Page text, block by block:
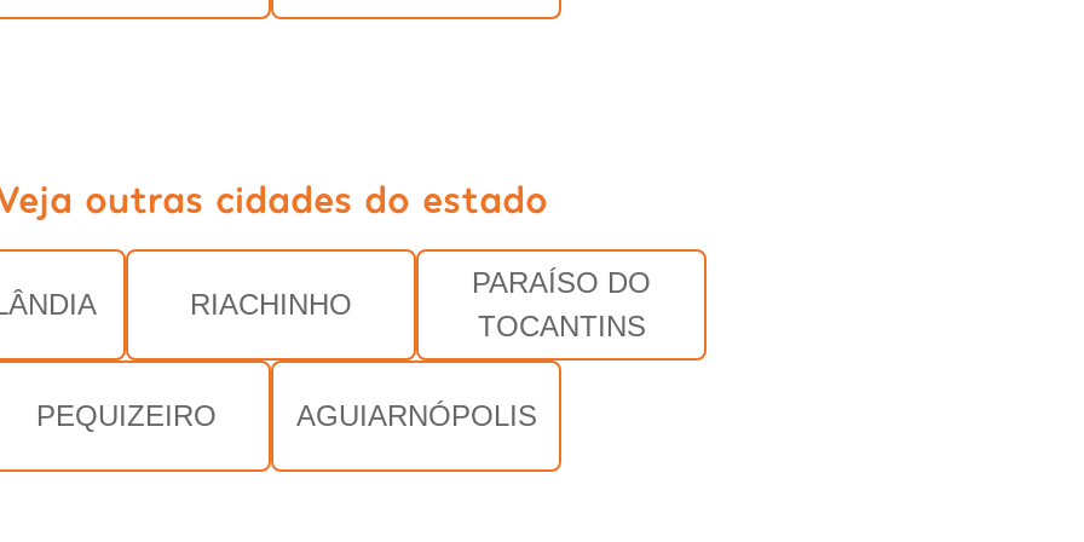
outras cidades do estado
RIACHINHO
PARAÍSO DO
TOCANTINS
PEQUIZEIRO AGUIARNÓPOLIS